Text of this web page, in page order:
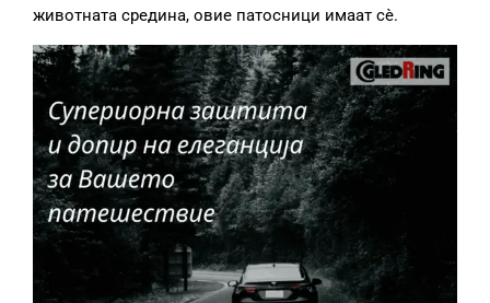
животната средина, овие патосници имаат сè.